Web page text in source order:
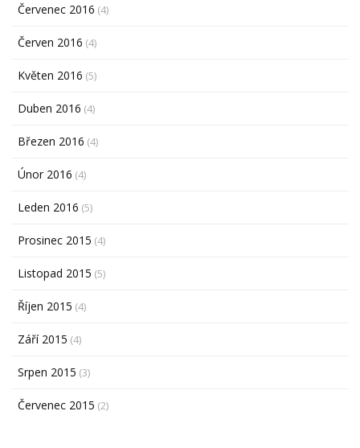
Červenec 2016 (4)
Červen 2016 (4)
Květen 2016 (5)
Duben 2016 (4)
Březen 2016 (4)
Únor 2016 (4)
Leden 2016 (5)
Prosinec 2015 (4)
Listopad 2015 (5)
Říjen 2015 (4)
Září 2015 (4)
Srpen 2015 (3)
Červenec 2015 (2)